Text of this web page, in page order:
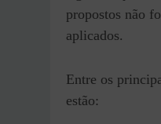
propostos não
aplicados.
Entre os
estão: